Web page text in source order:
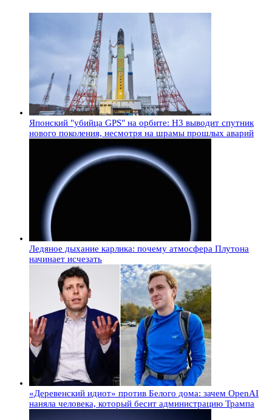
Японский "убийца GPS" на орбите: H3 выводит спутник
нового поколения, несмотря на шрамы прошлых аварий
Ледяное дыхание карлика: почему атмосфера Плутона
начинает исчезать
«Деревенский идиот» против Белого дома: зачем OpenAI
наняла человека, который бесит администрацию Трампа